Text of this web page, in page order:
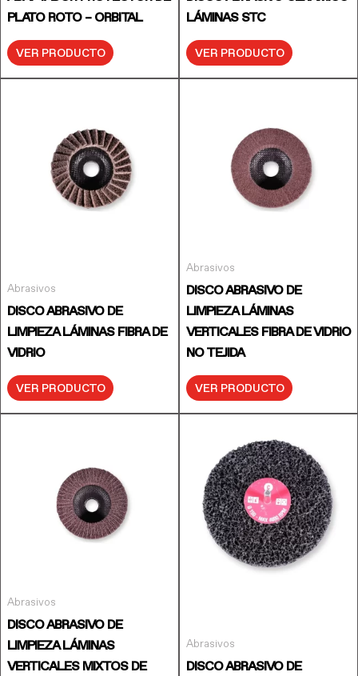
PLATO ROTO – ORBITAL
VER PRODUCTO
LÁMINAS STC
VER PRODUCTO
Abrasivos
DISCO ABRASIVO DE
LIMPIEZA LÁMINAS FIBRA DE
VIDRIO
VER PRODUCTO
Abrasivos
DISCO ABRASIVO DE
LIMPIEZA LÁMINAS
VERTICALES FIBRA DE VIDRIO
NO TEJIDA
VER PRODUCTO
Abrasivos
DISCO ABRASIVO DE
LIMPIEZA LÁMINAS
VERTICALES MIXTOS DE
Abrasivos
DISCO ABRASIVO DE